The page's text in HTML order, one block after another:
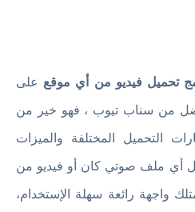
تحميل فيديو من أي موقع على
من سناب تيوب ، فهو خير من
التحميل المختلفة والميزات
أي ملف صوتي كان أو فيديو من
واجهة رائعة سهلة الإستخدام،